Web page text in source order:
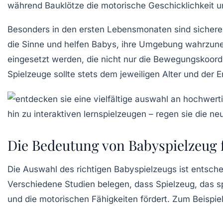
während Bauklötze die motorische Geschicklichkeit
Besonders in den ersten Lebensmonaten sind
die Sinne und helfen Babys, ihre Umgebung
eingesetzt werden, die nicht nur die
Spielzeuge sollte stets dem jeweiligen Alter und der
Die Bedeutung von
Die Auswahl des richtigen Babyspielzeugs ist
Verschiedene Studien belegen, dass Spielzeug, das
und die motorischen Fähigkeiten fördert. Zum